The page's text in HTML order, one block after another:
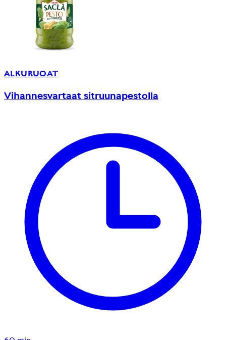
ALKURUOAT
Vihannesvartaat sitruunapestolla